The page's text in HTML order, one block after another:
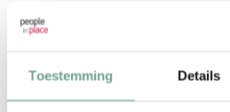
Toestemming Details
​4825 BG Breda